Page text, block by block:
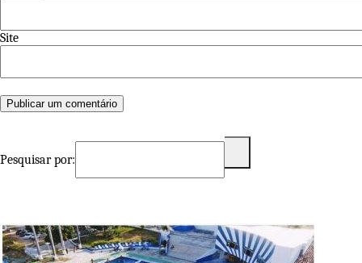
Site
Pesquisar por: